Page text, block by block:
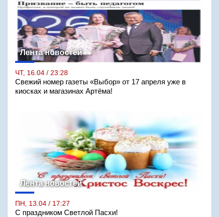
Лента новостей
ЧТ, 16.04 / 23:28
Свежий номер газеты «Выбор» от 17 апреля уже в
киосках и магазинах Артёма!
Лента новостей
ПН, 13.04 / 17:27
С праздником Светлой Пасхи!